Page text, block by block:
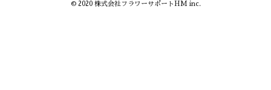
© 2020 株式会社フラワーサポートHM inc.